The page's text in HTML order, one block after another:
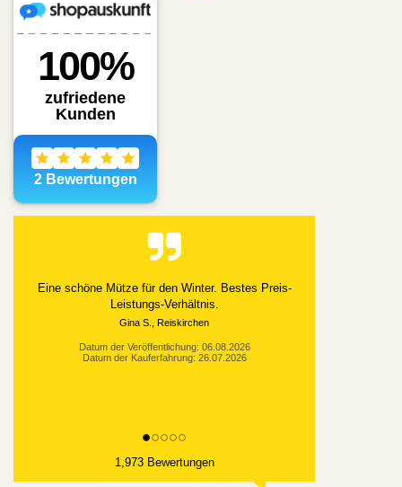
Alles gut geklappt
Datum der Kauferfahrung: 21.07.2026
1,973 Bewertungen